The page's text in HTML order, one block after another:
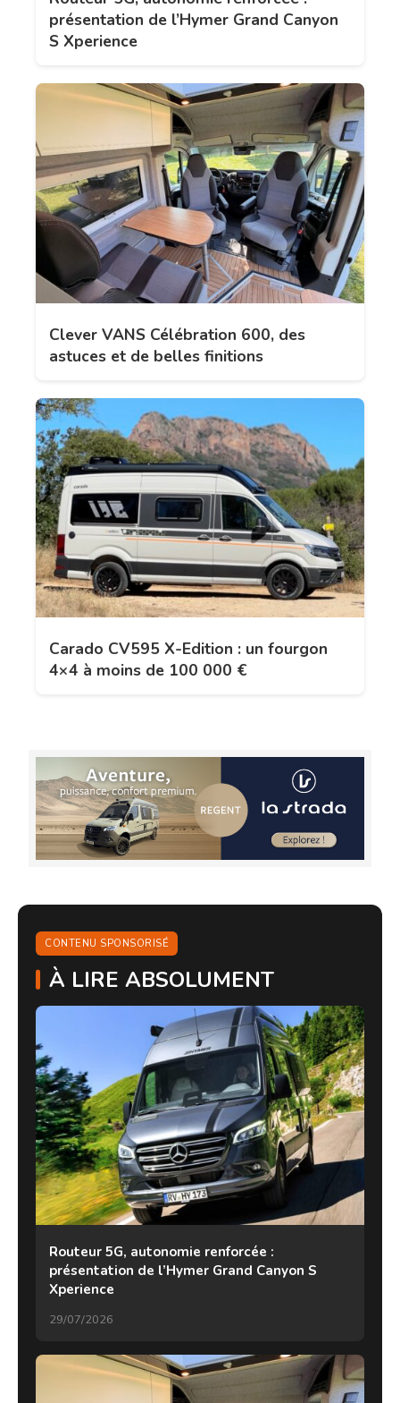
présentation de l’Hymer Grand Canyon
S Xperience
Clever VANS Célébration 600, des
astuces et de belles finitions
Carado CV595 X-Edition : un fourgon
4×4 à moins de 100 000 €
CONTENU SPONSORISÉ
À LIRE ABSOLUMENT
Routeur 5G, autonomie renforcée :
présentation de l’Hymer Grand Canyon S
Xperience
29/07/2026